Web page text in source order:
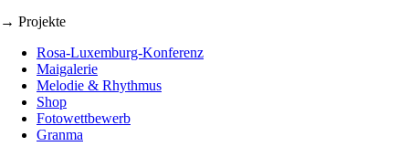
→ Projekte
Rosa-Luxemburg-Konferenz
Maigalerie
Melodie & Rhythmus
Shop
Fotowettbewerb
Granma